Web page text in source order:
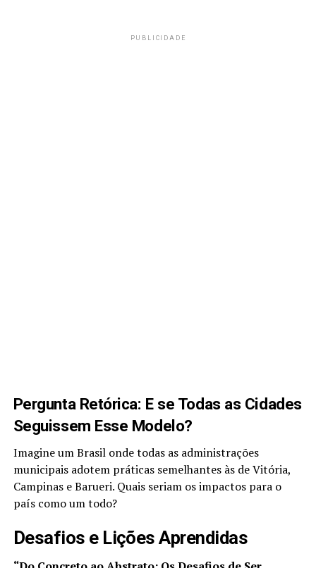
PUBLICIDADE
Pergunta Retórica: E se Todas as Cidades
Seguissem Esse Modelo?
Imagine um Brasil onde todas as administrações
municipais adotem práticas semelhantes às de Vitória,
Campinas e Barueri. Quais seriam os impactos para o
país como um todo?
Desafios e Lições Aprendidas